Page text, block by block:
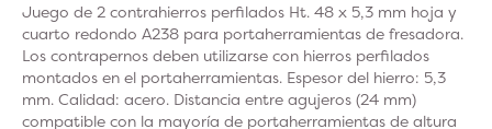
Juego de 2 contrahierros perfilados Ht. 48 x 5,3 mm hoja y
cuarto redondo A238 para portaherramientas de fresadora.
Los contrapernos deben utilizarse con hierros perfilados
montados en el portaherramientas. Espesor del hierro: 5,3
mm. Calidad: acero. Distancia entre agujeros (24 mm)
compatible con la mayoría de portaherramientas de altura